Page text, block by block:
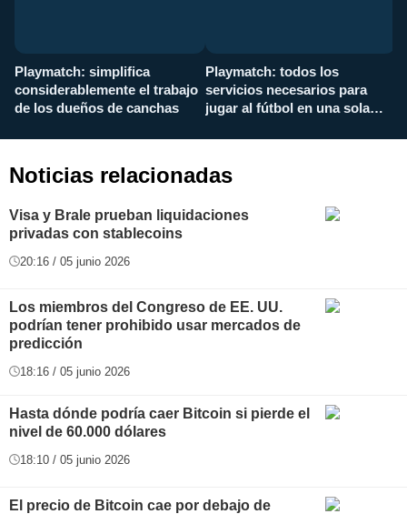
Playmatch: simplifica
considerablemente el trabajo
de los dueños de canchas
Playmatch: todos los
servicios necesarios para
jugar al fútbol en una sola
Noticias relacionadas
Visa y Brale prueban liquidaciones
privadas con stablecoins
20:16 / 05 junio 2026
Los miembros del Congreso de EE. UU.
podrían tener prohibido usar mercados de
predicción
18:16 / 05 junio 2026
Hasta dónde podría caer Bitcoin si pierde el
nivel de 60.000 dólares
18:10 / 05 junio 2026
El precio de Bitcoin cae por debajo de